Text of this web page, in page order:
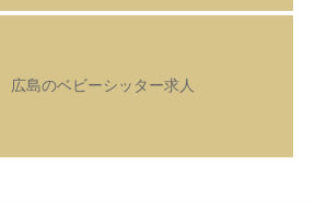
広島のベビーシッター求人